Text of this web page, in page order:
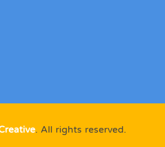
. All rights reserved.